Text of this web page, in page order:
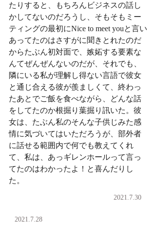
たりすると、もちろんビジネスの話し
かしてないのだろうし、そもそもミー
ティングの最初にNice to meet youと言い
あってたのはさすがに聞きとれたのだ
からたぶん初対面で、嫉妬する要素な
んてぜんぜんないのだが、それでも、
隣にいる私が理解し得ない言語で彼女
と通じ合える彼が羨ましくて、終わっ
たあとでご飯を食べながら、どんな話
をしてたのか根掘り葉掘り訊いた。彼
女は、たぶん私のそんな子供じみた感
情に気づいてはいただろうが、部外者
に話せる範囲内で何でも教えてくれ
て、私は、あっギレンホールって言っ
てたのはわかったよ！と喜んだりし
た。
2021.7.30
2021.7.28